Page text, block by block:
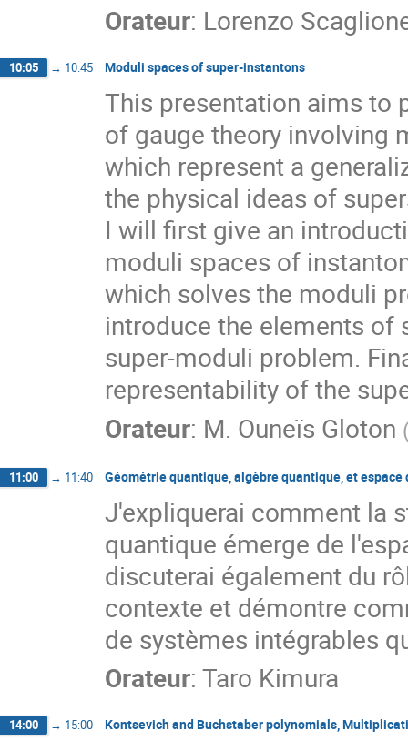
Orateur: Lorenzo
10:05 → 10:45 Moduli spaces of super-instantons
This presentation aims to
of gauge theory involving
which represent a
the physical ideas of
I will first give an
moduli spaces of
which solves the moduli
introduce the elements of
super-moduli problem.
representability of the
Orateur: M. Ouneïs Gloton
11:00 → 11:40 Géométrie quantique, algèbre quantique, et
J'expliquerai comment la
quantique émerge de
discuterai également du
contexte et démontre
de systèmes intégrables
Orateur: Taro Kimura
14:00 → 15:00 Kontsevich and Buchstaber polynomials,